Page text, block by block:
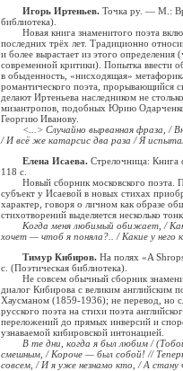
Игорь Иртеньев. Точка ру. — М.:
библиотека).
Новая книга знаменитого поэта
последних трёх лет. Традиционно
и более вырастает из этого определения
современной критики). Попытка ввести
в обыденность, «нисходящая»
романтического поэта, прорывающийся
делают Иртеньева наследником не
мизантропов, подобных Юрию
Георгию Иванову.
<...> Случайно вырванная фраза, /
/ И всё же катарсис два раза / Я
Елена Исаева. Стрелочница:
118 с.
Новый сборник московского поэта.
субъект у Исаевой в новых стихах
характер, говоря о личном как образе
стихотворений выделяется несколько
Когда меня любимый обижает, /
хочет — чтоб я поняла?.. / Какие у него
Тимур Кибиров. На полях «A
с. (Поэтическая библиотека).
Не совсем обычный сборник
диалог Кибирова с великим английским
Хаусманом (1859-1936); не перевод, но
русского поэта на стихи поэта
переложений до прямых инверсий и
узнаваемой кибировской интонацией.
В те дни, когда я был любим /
смешным, / Короче — был собой! //
совсем, / И я уже незнамо кто, / А стану